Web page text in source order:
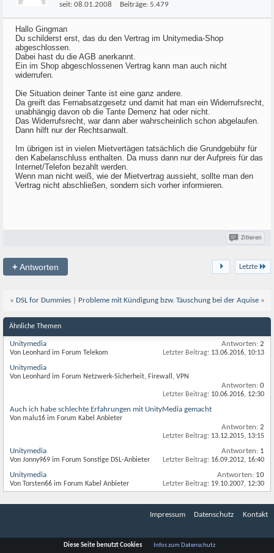
seit: 08.01.2008 Beiträge: 5.479
Hallo Gingman
Du schilderst erst, das du den Vertrag im Unitymedia-Shop
abgeschlossen.
Dabei hast du die AGB anerkannt.
Ein im Shop abgeschlossenen Vertrag kann man auch nicht
widerrufen.
Die Situation deiner Tante ist eine ganz andere.
Da greift das Fernabsatzgesetz und damit hat man ein Widerrufsrecht,
unabhängig davon ob die Tante Demenz hat oder nicht.
Das Widerrufsrecht, war dann aber wahrscheinlich schon abgelaufen.
Dann hilft nur der Rechtsanwalt.
Im übrigen ist in vielen Mietvertägen tatsächlich die Grundgebühr für
den Kabelanschluss enthalten. Da muss dann nur der Aufpreis für das
Internet/Telefon bezahlt werden.
Wenn man nicht weiß, wie der Mietvertrag aussieht, sollte man den
Vertrag nicht abschließen, sondern sich vorher informieren.
Zitieren
+Antworten Letzte
« DSL for Dummies| Probleme mit Kündigung bzw. Täuschung bei der Aquise »
Ähnliche Themen
Unitymedia
Von Leonhard im Forum Telekom
Antworten: 2
Letzter Beitrag: 13.06.2016, 10:13
Unitymedia
Von Leonhard im Forum Netzwerk-Sicherheit, Firewall, VPN
Antworten: 0
Letzter Beitrag: 10.06.2016, 12:30
Auch ich habe schlechte Erfahrungen mit UnityMedia gemacht
Von malu16 im Forum Kabel Anbieter
Antworten: 2
Letzter Beitrag: 13.12.2015, 13:15
Unitymedia
Von Jonny969 im Forum Sonstige DSL-Anbieter
Antworten: 1
Letzter Beitrag: 16.09.2012, 16:40
Unitymedia
Von Torsten66 im Forum Kabel Anbieter
Antworten: 10
Letzter Beitrag: 19.10.2007, 12:30
Impressum Datenschutz Kontakt
Diese Seite benutzt Cookies Infos zum Datenschutz